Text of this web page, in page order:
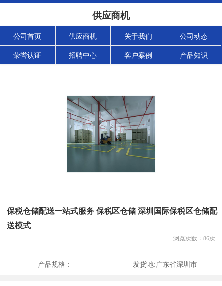
供应商机
公司首页 供应商机 关于我们 公司动态
荣誉认证 招聘中心 客户案例 产品知识
保税仓储配送一站式服务 保税区仓储 深圳国际保税区仓储配
送模式
浏览次数： 86次
产品规格： 发货地:广东省深圳市